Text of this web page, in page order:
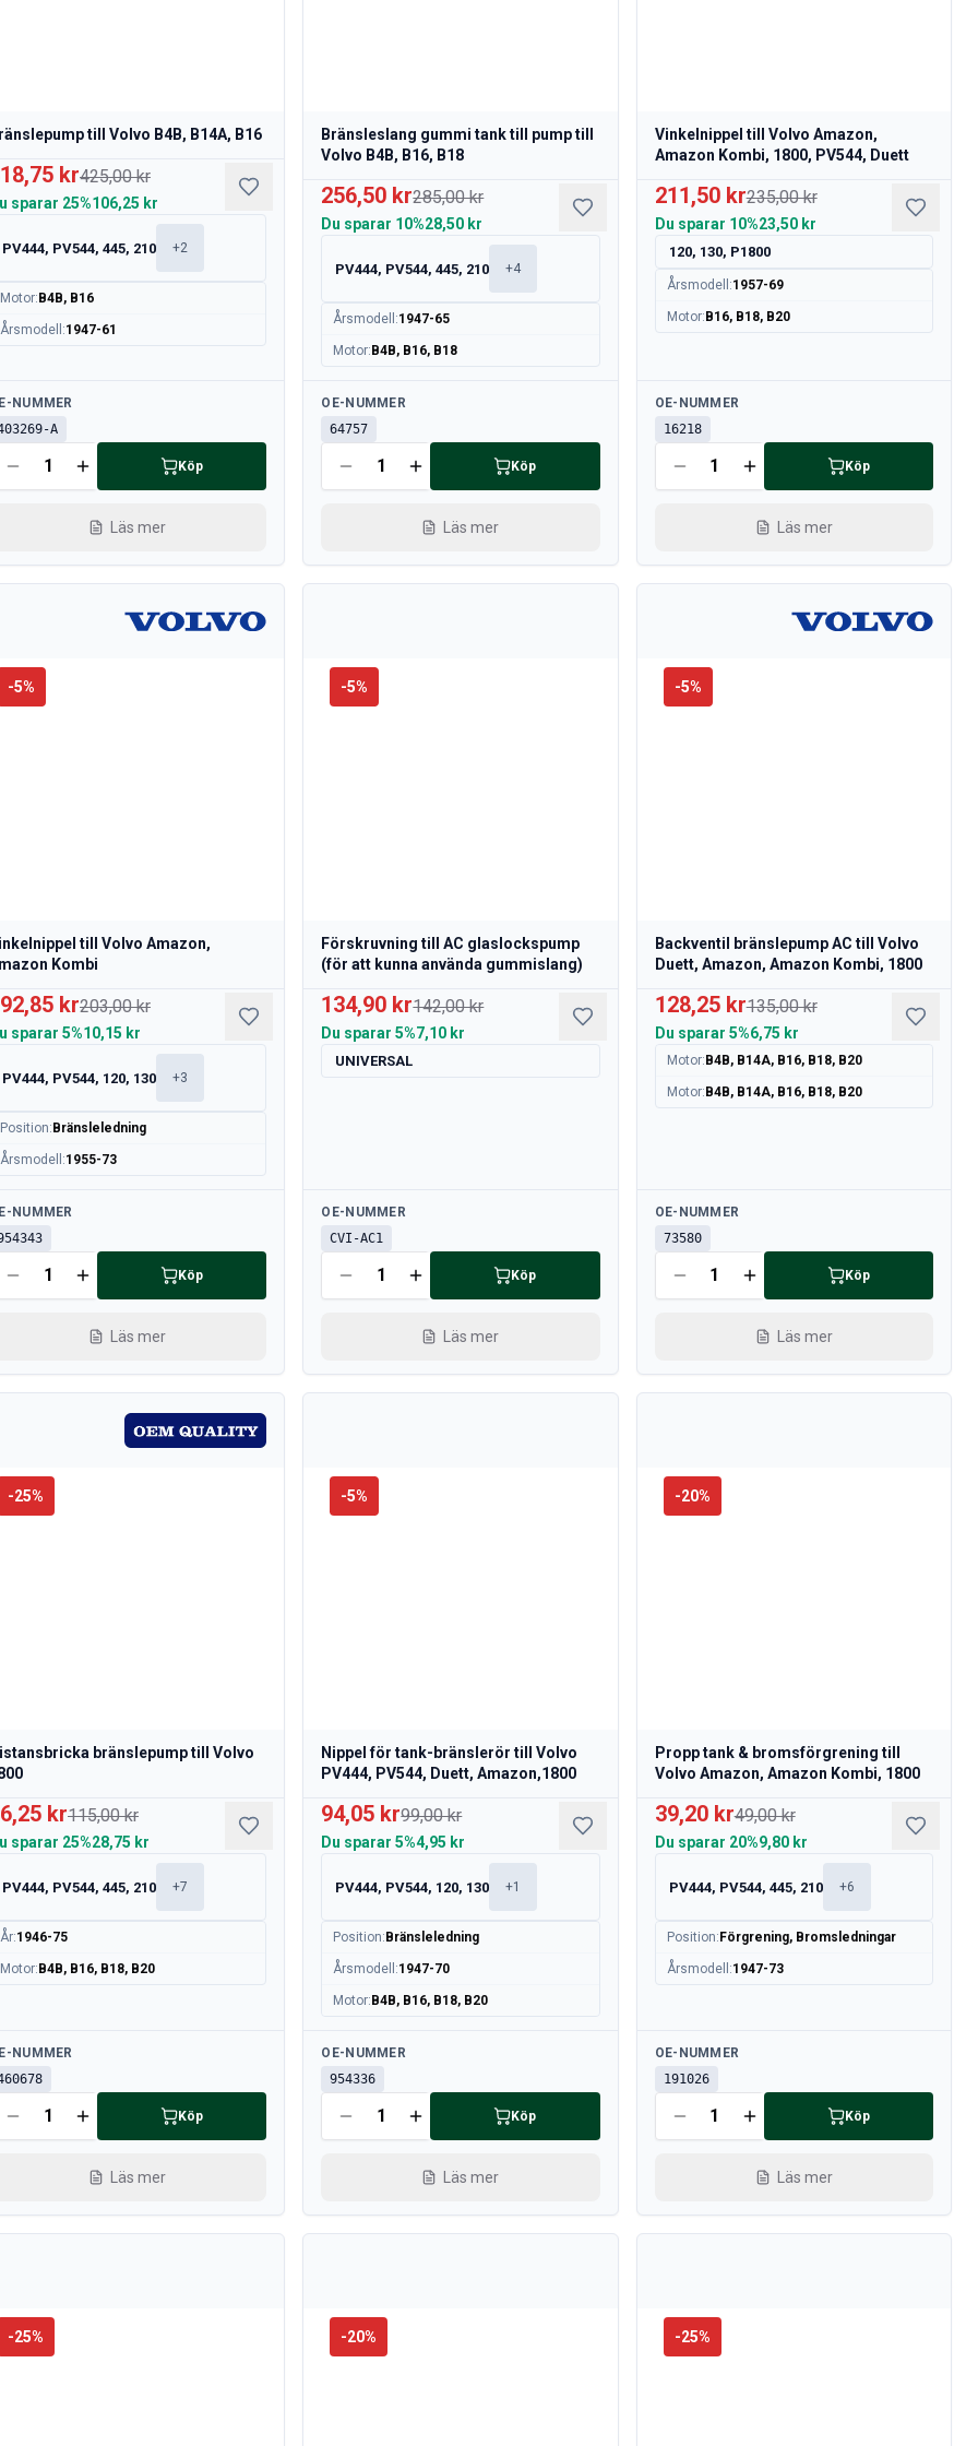
till Volvo B4B, B14A, B16
kr425,00 kr
sparar 25%106,25 kr
PV444, PV544, 445, 210 +2
Motor: B4B, B16
Årsmodell :1947-61
NUMMER
A
Köp
Läs mer
Bränsleslang gummi tank till pump till
Volvo B4B, B16, B18
256,50 kr285,00 kr
Du sparar 10%28,50 kr
PV444, PV544, 445, 210 +4
Årsmodell :1947-65
Motor: B4B, B16, B18
Tillgänglig
OE-NUMMER
64757
Köp
Läs mer
Vinkelnippel till Volvo Amazon,
Amazon Kombi, 1800, PV544, Duett
211,50 kr235,00 kr
Du sparar 10%23,50 kr
120, 130, P1800
Årsmodell :1957-69
Motor: B16, B18, B20
Tillgänglig
OE-NUMMER
16218
Köp
Läs mer
-5%
till Volvo Amazon,
Kombi
kr203,00 kr
sparar 5%10,15 kr
PV444, PV544, 120, 130 +3
Position: Bränsleledning
Årsmodell :1955-73
NUMMER
Köp
Läs mer
-5%
Förskruvning till AC glaslockspump
(för att kunna använda gummislang)
134,90 kr142,00 kr
Du sparar 5%7,10 kr
UNIVERSAL
Tillgänglig
OE-NUMMER
CVI-AC1
Köp
Läs mer
-5%
Backventil bränslepump AC till Volvo
Duett, Amazon, Amazon Kombi, 1800
128,25 kr135,00 kr
Du sparar 5%6,75 kr
Motor: B4B, B14A, B16, B18, B20
Motor: B4B, B14A, B16, B18, B20
Tillgänglig
OE-NUMMER
73580
Köp
Läs mer
-25%
bränslepump till Volvo
kr115,00 kr
sparar 25%28,75 kr
PV444, PV544, 445, 210 +7
År:1946-75
Motor: B4B, B16, B18, B20
NUMMER
Köp
Läs mer
-5%
Nippel för tank-bränslerör till Volvo
PV444, PV544, Duett, Amazon,1800
94,05 kr99,00 kr
Du sparar 5%4,95 kr
PV444, PV544, 120, 130 +1
Position: Bränsleledning
Årsmodell :1947-70
Motor: B4B, B16, B18, B20
Tillgänglig
OE-NUMMER
954336
Köp
Läs mer
-20%
Propp tank & bromsförgrening till
Volvo Amazon, Amazon Kombi, 1800
39,20 kr49,00 kr
Du sparar 20%9,80 kr
PV444, PV544, 445, 210 +6
Position: Förgrening, Bromsledningar
Årsmodell :1947-73
Tillgänglig
OE-NUMMER
191026
Köp
Läs mer
-25% -20% -25%